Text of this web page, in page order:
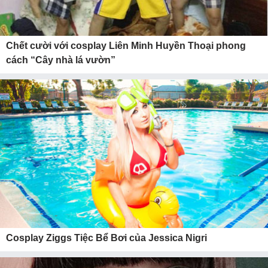
Chết cười với cosplay Liên Minh Huyền Thoại phong
cách “Cây nhà lá vườn”
Cosplay Ziggs Tiệc Bể Bơi của Jessica Nigri